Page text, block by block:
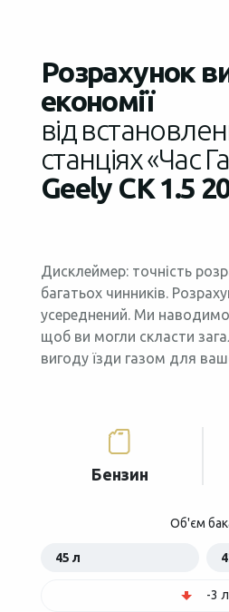
Розрахунок
економії
від
станціях «Час
Geely CK 1.5
Дисклеймер: точність
багатьох чинників.
усереднений. Ми
щоб ви могли скласти
вигоду їзди газом для
Бензин
Об'єм
45 л
-3 л